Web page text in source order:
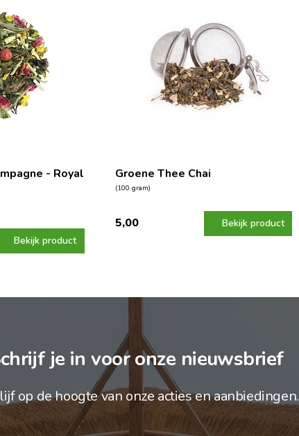
- Royal
Bekijk product
Groene Thee Chai
(100 gram)
5,00 Bekijk product
je in voor onze nieuwsbrief
op de hoogte van onze acties en aanbiedingen.